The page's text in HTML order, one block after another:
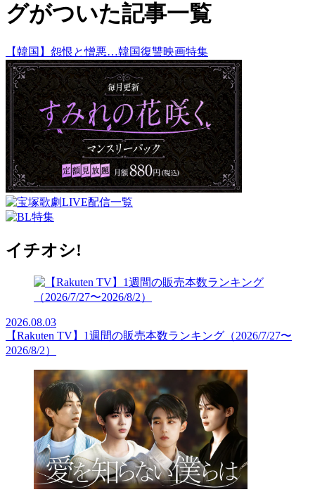
グがついた記事一覧
【韓国】怨恨と憎悪…韓国復讐映画特集
イチオシ!
2026.08.03
【Rakuten TV】1週間の販売本数ランキング（2026/7/27〜
2026/8/2）